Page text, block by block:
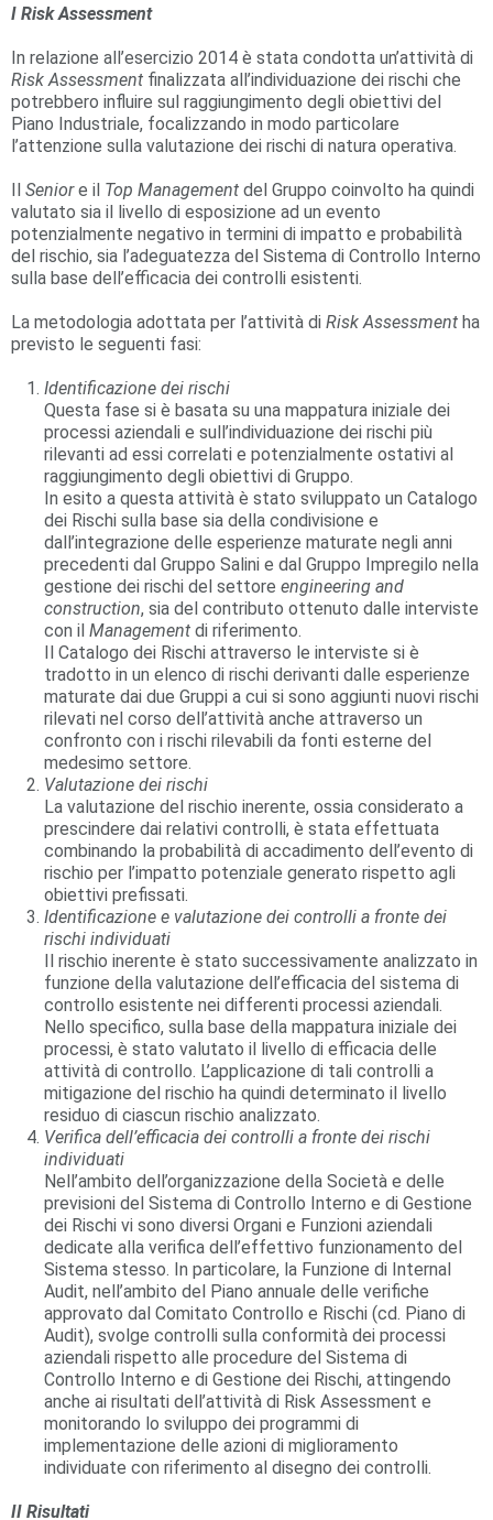
I Risk Assessment
In relazione all’esercizio 2014 è stata condotta un’attività di
Risk Assessment finalizzata all’individuazione dei rischi che
potrebbero influire sul raggiungimento degli obiettivi del
Piano Industriale, focalizzando in modo particolare
l’attenzione sulla valutazione dei rischi di natura operativa.
Il Seniore il Top Management del Gruppo coinvolto ha quindi
valutato sia il livello di esposizione ad un evento
potenzialmente negativo in termini di impatto e probabilità
del rischio, sia l’adeguatezza del Sistema di Controllo Interno
sulla base dell’efficacia dei controlli esistenti.
La metodologia adottata per l’attività di Risk Assessment ha
previsto le seguenti fasi:
Identificazione dei rischi
Questa fase si è basata su una mappatura iniziale dei
processi aziendali e sull’individuazione dei rischi più
rilevanti ad essi correlati e potenzialmente ostativi al
raggiungimento degli obiettivi di Gruppo.
In esito a questa attività è stato sviluppato un Catalogo
dei Rischi sulla base sia della condivisione e
dall’integrazione delle esperienze maturate negli anni
precedenti dal Gruppo Salini e dal Gruppo Impregilo nella
gestione dei rischi del settore engineering and
construction, sia del contributo ottenuto dalle interviste
con il Management di riferimento.
Il Catalogo dei Rischi attraverso le interviste si è
tradotto in un elenco di rischi derivanti dalle esperienze
maturate dai due Gruppi a cui si sono aggiunti nuovi rischi
rilevati nel corso dell’attività anche attraverso un
confronto con i rischi rilevabili da fonti esterne del
medesimo settore.
Valutazione dei rischi
La valutazione del rischio inerente, ossia considerato a
prescindere dai relativi controlli, è stata effettuata
combinando la probabilità di accadimento dell’evento di
rischio per l’impatto potenziale generato rispetto agli
obiettivi prefissati.
Identificazione e valutazione dei controlli a fronte dei
rischi individuati
Il rischio inerente è stato successivamente analizzato in
funzione della valutazione dell’efficacia del sistema di
controllo esistente nei differenti processi aziendali.
Nello specifico, sulla base della mappatura iniziale dei
processi, è stato valutato il livello di efficacia delle
attività di controllo. L’applicazione di tali controlli a
mitigazione del rischio ha quindi determinato il livello
residuo di ciascun rischio analizzato.
Verifica dell’efficacia dei controlli a fronte dei rischi
individuati
Nell’ambito dell’organizzazione della Società e delle
previsioni del Sistema di Controllo Interno e di Gestione
dei Rischi vi sono diversi Organi e Funzioni aziendali
dedicate alla verifica dell’effettivo funzionamento del
Sistema stesso. In particolare, la Funzione di Internal
Audit, nell’ambito del Piano annuale delle verifiche
approvato dal Comitato Controllo e Rischi (cd. Piano di
Audit), svolge controlli sulla conformità dei processi
aziendali rispetto alle procedure del Sistema di
Controllo Interno e di Gestione dei Rischi, attingendo
anche ai risultati dell’attività di Risk Assessment e
monitorando lo sviluppo dei programmi di
implementazione delle azioni di miglioramento
individuate con riferimento al disegno dei controlli.
II Risultati